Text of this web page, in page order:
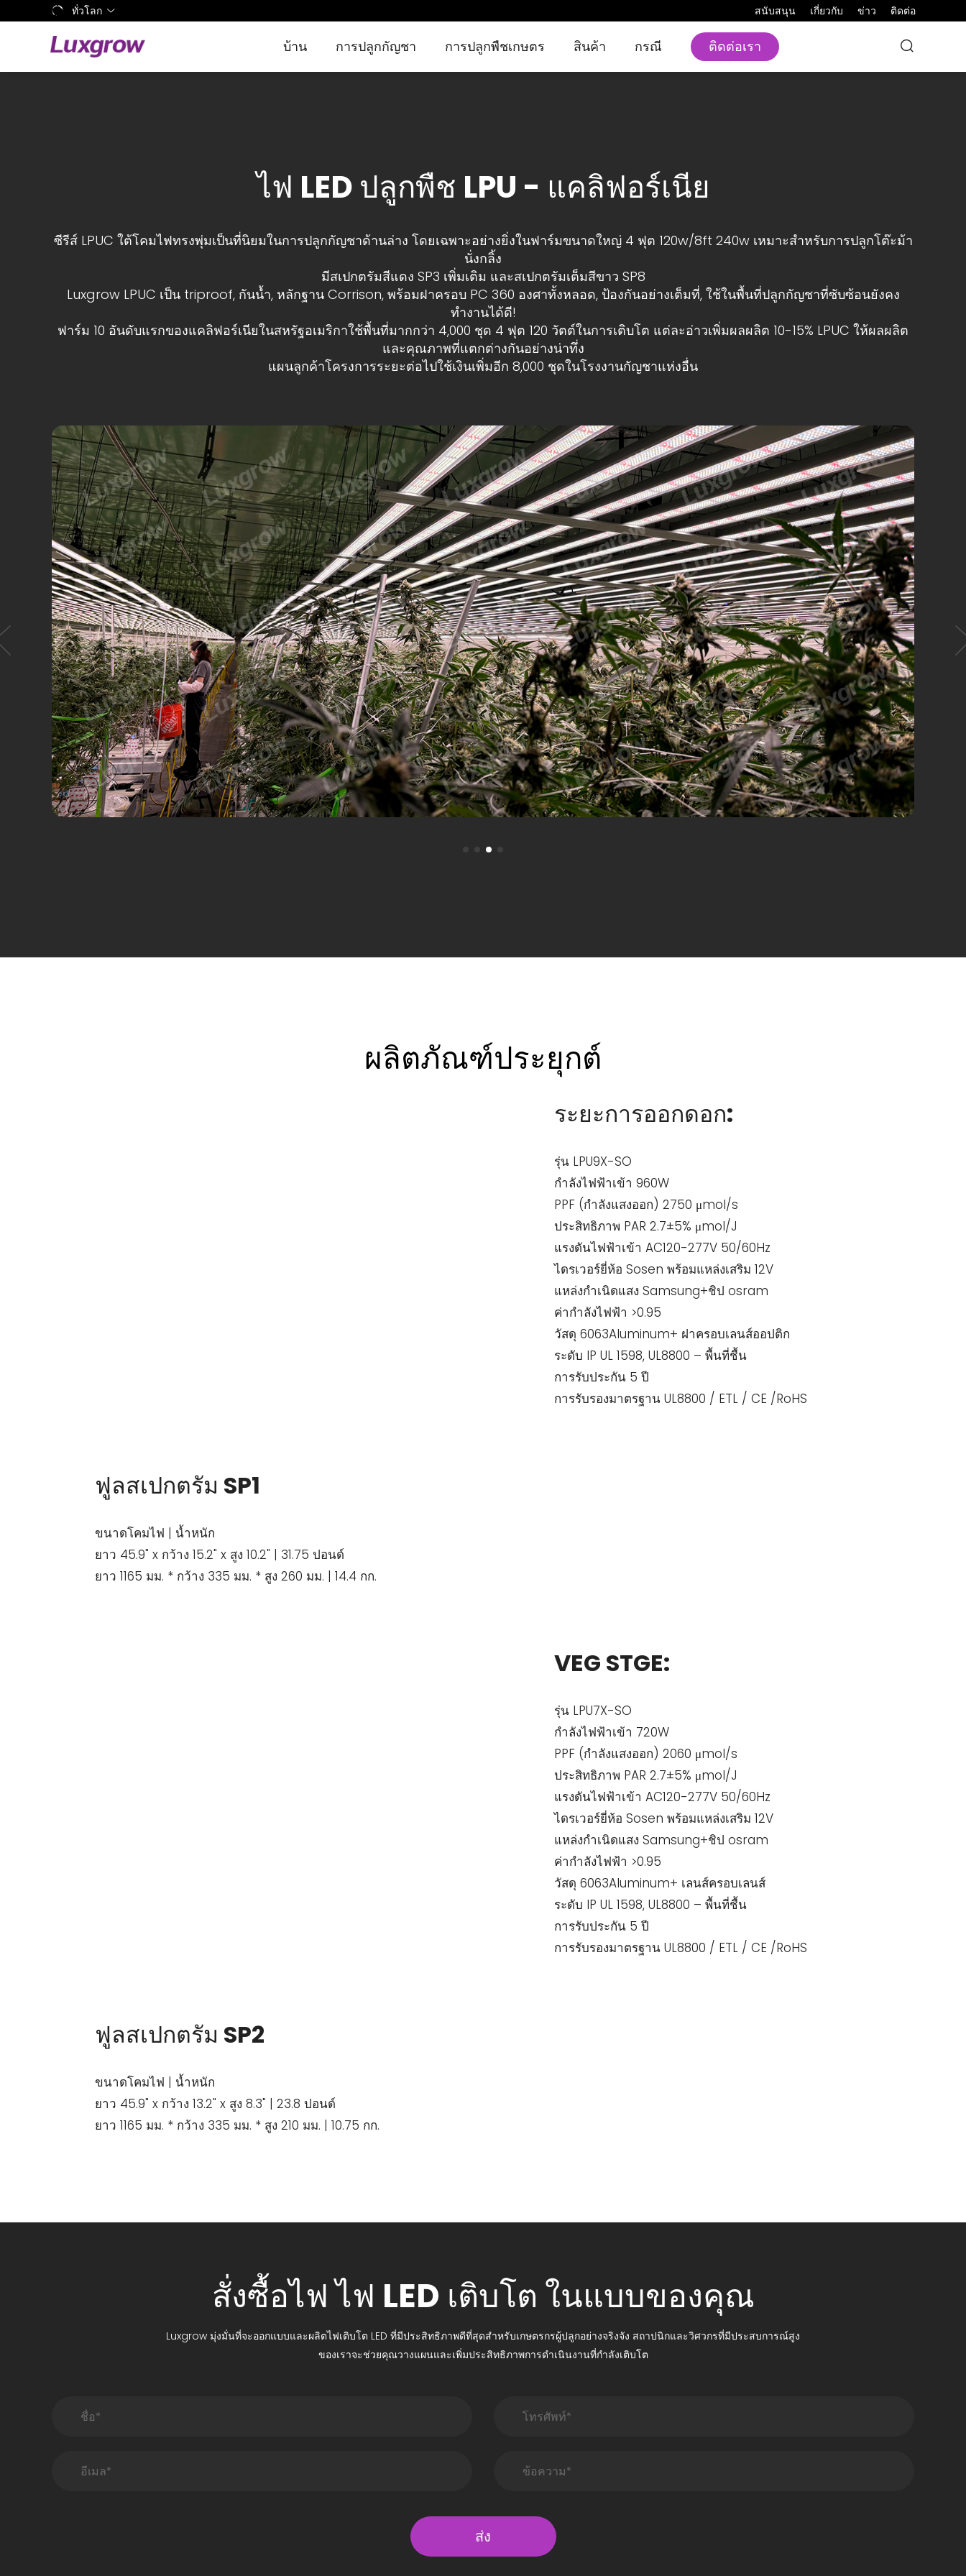
ทั่วโลก สนับสนุน เกี่ยวกับ ข่าว ติดต่อ
บ้าน การปลูกกัญชา การปลูกพืชเกษตร สินค้า กรณี ติดต่อเรา
ไฟ LED ปลูกพืช LPU - แคลิฟอร์เนีย
ซีรีส์ LPUC ใต้โคมไฟทรงพุ่มเป็นที่นิยมในการปลูกกัญชาด้านล่าง โดยเฉพาะอย่างยิ่งในฟาร์มขนาดใหญ่ 4 ฟุต 120w/8ft 240w เหมาะสำหรับการปลูกโต๊ะม้า
นั่งกลิ้ง
มีสเปกตรัมสีแดง SP3 เพิ่มเติม และสเปกตรัมเต็มสีขาว SP8
Luxgrow LPUC เป็น triproof, กันน้ำ, หลักฐาน Corrison, พร้อมฝาครอบ PC 360 องศาทั้งหลอด, ป้องกันอย่างเต็มที่, ใช้ในพื้นที่ปลูกกัญชาที่ซับซ้อนยังคง
ทำงานได้ดี!
ฟาร์ม 10 อันดับแรกของแคลิฟอร์เนียในสหรัฐอเมริกาใช้พื้นที่มากกว่า 4,000 ชุด 4 ฟุต 120 วัตต์ในการเติบโต แต่ละอ่าวเพิ่มผลผลิต 10-15% LPUC ให้ผลผลิต
และคุณภาพที่แตกต่างกันอย่างน่าทึ่ง
แผนลูกค้าโครงการระยะต่อไปใช้เงินเพิ่มอีก 8,000 ชุดในโรงงานกัญชาแห่งอื่น
ผลิตภัณฑ์ประยุกต์
ระยะการออกดอก:
รุ่น LPU9X-SO
กำลังไฟฟ้าเข้า 960W
PPF (กำลังแสงออก) 2750 μmol/s
ประสิทธิภาพ PAR 2.7±5% μmol/J
แรงดันไฟฟ้าเข้า AC120-277V 50/60Hz
ไดรเวอร์ยี่ห้อ Sosen พร้อมแหล่งเสริม 12V
แหล่งกำเนิดแสง Samsung+ชิป osram
ค่ากำลังไฟฟ้า >0.95
วัสดุ 6063Aluminum+ ฝาครอบเลนส์ออปติก
ระดับ IP UL 1598, UL8800 – พื้นที่ชื้น
การรับประกัน 5 ปี
การรับรองมาตรฐาน UL8800 / ETL / CE /RoHS
ฟูลสเปกตรัม SP1
ขนาดโคมไฟ | น้ำหนัก
ยาว 45.9" x กว้าง 15.2" x สูง 10.2" | 31.75 ปอนด์
ยาว 1165 มม. * กว้าง 335 มม. * สูง 260 มม. | 14.4 กก.
VEG STGE:
รุ่น LPU7X-SO
กำลังไฟฟ้าเข้า 720W
PPF (กำลังแสงออก) 2060 μmol/s
ประสิทธิภาพ PAR 2.7±5% μmol/J
แรงดันไฟฟ้าเข้า AC120-277V 50/60Hz
ไดรเวอร์ยี่ห้อ Sosen พร้อมแหล่งเสริม 12V
แหล่งกำเนิดแสง Samsung+ชิป osram
ค่ากำลังไฟฟ้า >0.95
วัสดุ 6063Aluminum+ เลนส์ครอบเลนส์
ระดับ IP UL 1598, UL8800 – พื้นที่ชื้น
การรับประกัน 5 ปี
การรับรองมาตรฐาน UL8800 / ETL / CE /RoHS
ฟูลสเปกตรัม SP2
ขนาดโคมไฟ | น้ำหนัก
ยาว 45.9" x กว้าง 13.2" x สูง 8.3" | 23.8 ปอนด์
ยาว 1165 มม. * กว้าง 335 มม. * สูง 210 มม. | 10.75 กก.
สั่งซื้อไฟ ไฟ LED เติบโต ในแบบของคุณ
Luxgrow มุ่งมั่นที่จะออกแบบและผลิตไฟเติบโต LED ที่มีประสิทธิภาพดีที่สุดสำหรับเกษตรกรผู้ปลูกอย่างจริงจัง สถาปนิกและวิศวกรที่มีประสบการณ์สูง
ของเราจะช่วยคุณวางแผนและเพิ่มประสิทธิภาพการดำเนินงานที่กำลังเติบโต
ส่ง